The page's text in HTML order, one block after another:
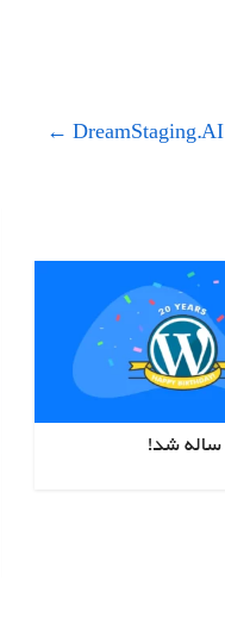
DreamStaging.AI
←